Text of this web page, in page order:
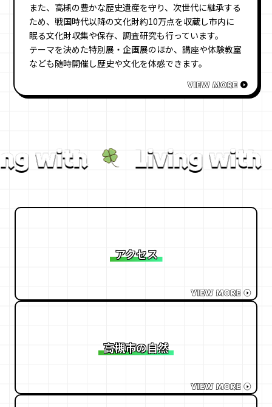
また、高槻の豊かな歴史遺産を守り、次世代に継承する
ため、戦国時代以降の文化財約10万点を収蔵し市内に
眠る文化財収集や保存、調査研究も行っています。
テーマを決めた特別展・企画展のほか、講座や体験教室
なども随時開催し歴史や文化を体感できます。
with Living with
アクセス
高槻市の自然